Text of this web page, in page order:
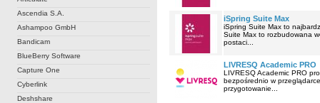
Ascendia S.A.
Ashampoo GmbH
Bandicam
BlueBerry Software
Capture One
Cyberlink
Deshshare
iSpring Suite Max
iSpring Suite Max to
Suite Max to rozbudowana
postaci...
LIVRESQ Academic PRO
LIVRESQ Academic PRO
bezpośrednio w
przygotowanie...